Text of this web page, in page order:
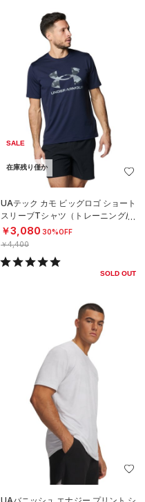
SALE
在庫残り僅か
UAテック カモ ビッグロゴ ショート
スリーブTシャツ（トレーニング/M
EN）
￥3,080 30%OFF
￥4,400
SOLD OUT